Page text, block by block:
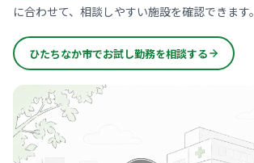
に合わせて、相談しやすい施設を確認できます。
ひたちなか市でお試し勤務を相談する